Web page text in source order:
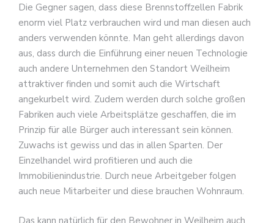
Die Gegner sagen, dass diese Brennstoffzellen Fabrik
enorm viel Platz verbrauchen wird und man diesen auch
anders verwenden könnte. Man geht allerdings davon
aus, dass durch die Einführung einer neuen Technologie
auch andere Unternehmen den Standort Weilheim
attraktiver finden und somit auch die Wirtschaft
angekurbelt wird. Zudem werden durch solche großen
Fabriken auch viele Arbeitsplätze geschaffen, die im
Prinzip für alle Bürger auch interessant sein können.
Zuwachs ist gewiss und das in allen Sparten. Der
Einzelhandel wird profitieren und auch die
Immobilienindustrie. Durch neue Arbeitgeber folgen
auch neue Mitarbeiter und diese brauchen Wohnraum.
Das kann natürlich für den Bewohner in Weilheim auch